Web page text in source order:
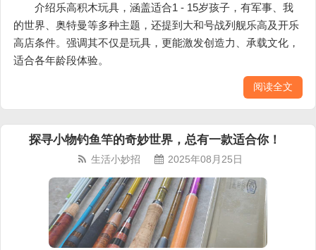
介绍乐高积木玩具，涵盖适合1 - 15岁孩子，有军事、我
的世界、奥特曼等多种主题，还提到大和号战列舰乐高及开乐
高店条件。强调其不仅是玩具，更能激发创造力、承载文化，
适合各年龄段体验。
阅读全文
探寻小物钓鱼竿的奇妙世界，总有一款适合你！
生活小妙招 2025年08月25日